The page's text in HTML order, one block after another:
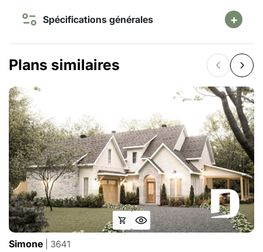
Spécifications générales
Plans similaires
Simone | 3641